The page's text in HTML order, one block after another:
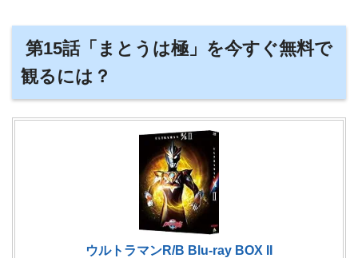
第15話「まとうは極」を今すぐ無料で
観るには？
ウルトラマンR/B Blu-ray BOX II